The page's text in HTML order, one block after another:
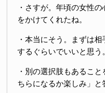
・さすが。年頃の女性
をかけてくれたね。
・本当にそう。まずは
するぐらいでいいと思う
・別の選択肢もあるこ
ちらになるか楽しみ」と